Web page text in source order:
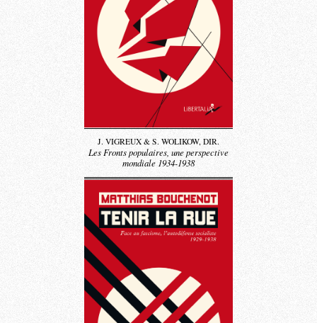
J. VIGREUX & S. WOLIKOW, DIR.
Les Fronts populaires, une perspective
mondiale 1934-1938